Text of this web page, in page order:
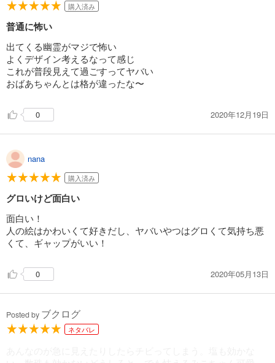
購入済み
普通に怖い
出てくる幽霊がマジで怖い
よくデザイン考えるなって感じ
これが普段見えて過ごすってヤバい
おばあちゃんとは格が違ったな〜
0 2020年12月19日
nana
購入済み
グロいけど面白い
面白い！
人の絵はかわいくて好きだし、ヤバいやつはグロくて気持ち悪
くて、ギャップがいい！
0 2020年05月13日
Posted by ブクログ
ネタバレ